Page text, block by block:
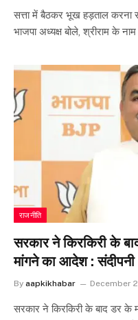
सत्ता में बैठकर भूख हड़ताल करना
भाजपा अध्यक्ष बोले, श्रीराम के
राजनीति
सरकार ने किरकिरी के
मांगने का आदेश : संदीपनी
By aapkikhabar December
सरकार ने किरकिरी के बाद डर के